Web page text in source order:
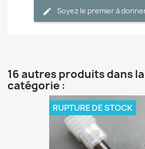
Soyez le premier à
16 autres produits dans
catégorie :
RUPTURE DE STOCK